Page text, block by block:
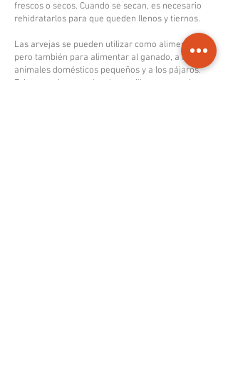
frescos o secos. Cuando se secan, es necesario
rehidratarlos para que queden llenos y tiernos.
Las arvejas se pueden utilizar como alimento,
pero también para alimentar al ganado, a los
animales domésticos pequeños y a los pájaros.
Existen varias mezclas de semillas que requieren